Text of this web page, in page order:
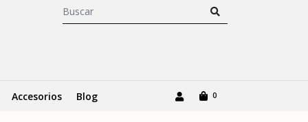
Accesorios Blog 0